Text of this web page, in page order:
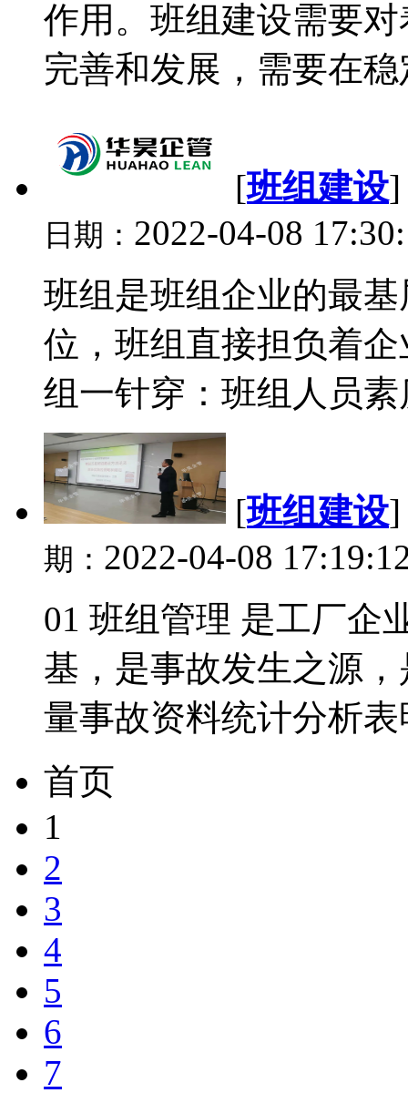
作用。班组建设需要
完善和发展，需要在
[班组建设
日期： 2022-04-08
班组是班组企业的最
位，班组直接担负着
组一针穿：班组人员
[班组建设
期： 2022-04-08
01 班组管理 是工厂企
基，是事故发生之源
量事故资料统计分析
首页
1
2
3
4
5
6
7